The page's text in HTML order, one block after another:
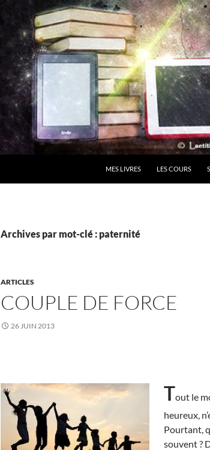
MES LIVRES LES COURS
Archives par mot-clé : paternité
ARTICLES
COUPLE DE FORCE
26 JUIN 2013
Tout le
heureux,
Pourtant,
souvent ?